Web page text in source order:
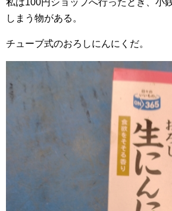
私は100円ショップへ行ったとき、小
しまう物がある。
チューブ式のおろしにんにくだ。